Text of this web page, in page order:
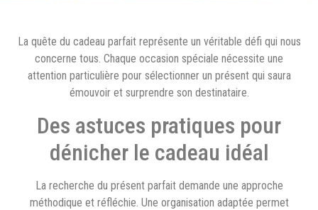
La quête du cadeau parfait représente un véritable défi qui nous
concerne tous. Chaque occasion spéciale nécessite une
attention particulière pour sélectionner un présent qui saura
émouvoir et surprendre son destinataire.
Des astuces pratiques pour
dénicher le cadeau idéal
La recherche du présent parfait demande une approche
méthodique et réfléchie. Une organisation adaptée permet